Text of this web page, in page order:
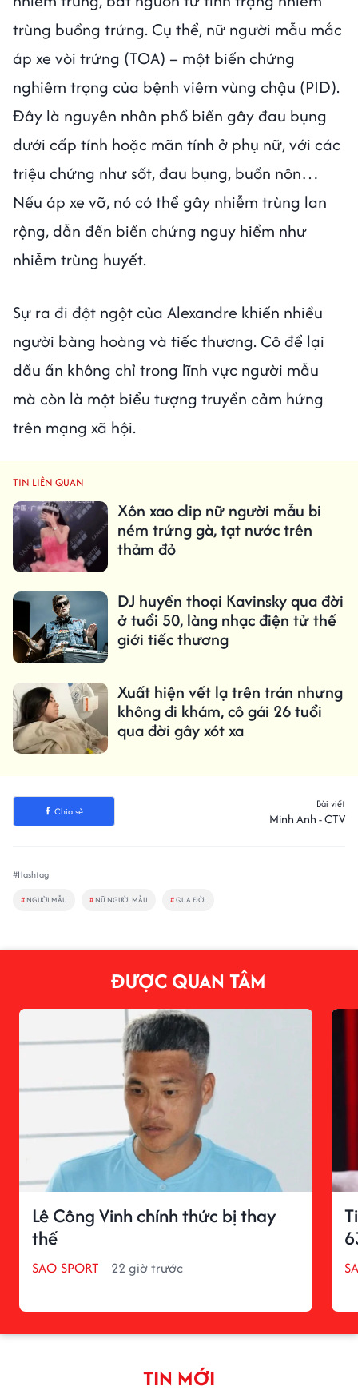
trùng buồng trứng. Cụ thể, nữ người mẫu mắc
áp xe vòi trứng (TOA) – một biến chứng
nghiêm trọng của bệnh viêm vùng chậu (PID).
Đây là nguyên nhân phổ biến gây đau bụng
dưới cấp tính hoặc mãn tính ở phụ nữ, với các
triệu chứng như sốt, đau bụng, buồn nôn…
Nếu áp xe vỡ, nó có thể gây nhiễm trùng lan
rộng, dẫn đến biến chứng nguy hiểm như
nhiễm trùng huyết.
Sự ra đi đột ngột của Alexandre khiến nhiều
người bàng hoàng và tiếc thương. Cô để lại
dấu ấn không chỉ trong lĩnh vực người mẫu
mà còn là một biểu tượng truyền cảm hứng
trên mạng xã hội.
TIN LIÊN QUAN
Xôn xao clip nữ người mẫu bi
ném trứng gà, tạt nước trên
thảm đỏ
DJ huyền thoại Kavinsky qua đời
ở tuổi 50, làng nhạc điện tử thế
giới tiếc thương
Xuất hiện vết lạ trên trán nhưng
không đi khám, cô gái 26 tuổi
qua đời gây xót xa
Chia sẻ
Bài viết
Minh Anh - CTV
#Hashtag
# NGƯỜI MẪU # NỮ NGƯỜI MẪU #QUA ĐỜI
ĐƯỢC QUAN TÂM
Lê Công Vinh chính thức bị thay
thế
SAO SPORT 22 giờ trước
TIN MỚI